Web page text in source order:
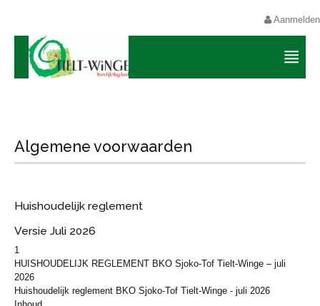
Aanmelden
Algemene voorwaarden
Huishoudelijk reglement
Versie Juli 2026
1
HUISHOUDELIJK REGLEMENT BKO Sjoko-Tof Tielt-Winge – juli
2026
Huishoudelijk reglement BKO Sjoko-Tof Tielt-Winge - juli 2026